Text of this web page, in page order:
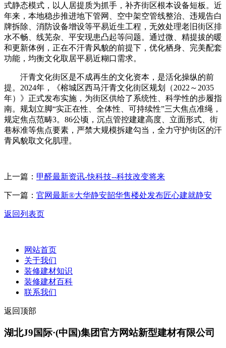
式静态模式，以人居提质为抓手，补齐街区根本设备短板。近
年来，本地稳步推进地下管网、空中架空管线整治、违规告白
牌拆除、消防设备增设等平易近生工程，无效处理老旧街区排
水不畅、线芜杂、平安现患凸起等问题。通过微、精提拔的暖
和更新体例，正在不汗青风貌的前提下，优化栖身、完美配套
功能，均衡文化取居平易近糊口需求。
汗青文化街区是不成再生的文化资本，是活化操纵的前
提。2024年，《榕城区西马汗青文化街区规划（2022～2035
年）》正式发布实施，为街区供给了系统性、科学性的步履指
南。规划立脚“实正在性、全体性、可持续性”三大焦点准绳，
规定焦点范畴3。86公顷，沉点管控建建高度、立面形式、街
巷标准等焦点要素，严禁大规模拆建勾当，全力守护街区的汗
青风貌取文化肌理。
上一篇： 甲醛最新资讯-快科技--科技改变将来
下一篇： 官网最新®大华静安韶华售楼处发布匠心建就静安
返回列表页
网站首页
关于我们
装修建材知识
装修建材百科
联系我们
返回顶部
湖北J9国际·(中国)集团官方网站新型建材有限公司